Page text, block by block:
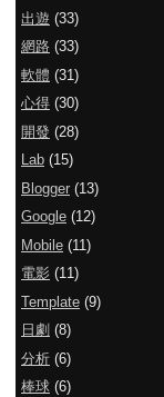
出遊 (33)
網路 (33)
軟體 (31)
心得 (30)
開發 (28)
Lab (15)
Blogger (13)
Google (12)
Mobile (11)
電影 (11)
Template (9)
日劇 (8)
分析 (6)
棒球 (6)